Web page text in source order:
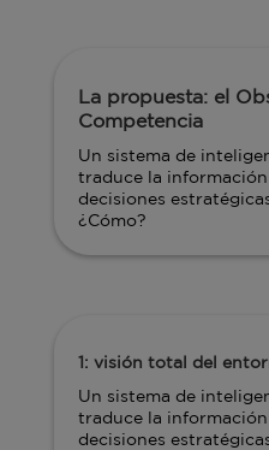
La propuesta: el
Competencia
Un sistema de
traduce la
decisiones
¿Cómo?
1: visión total del
Un sistema de
traduce la
decisiones